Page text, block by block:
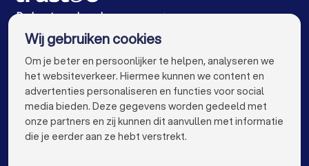
Reclamebureaus in Sittard
Reclamebureaus in Amsterdam
Reclamebureaus in Rotterdam
Reclamebureaus in Den Haag
Reclamebureaus in Utrecht
De beste reclamebureaus voor jou
VOOR PARTICULIEREN keyboard_arrow_down
Wij gebruiken cookies
Om je beter en persoonlijker te helpen, analyseren we
het websiteverkeer. Hiermee kunnen we content en
advertenties personaliseren en functies voor social
media bieden. Deze gegevens worden gedeeld met
onze partners en zij kunnen dit aanvullen met informatie
die je eerder aan ze hebt verstrekt.